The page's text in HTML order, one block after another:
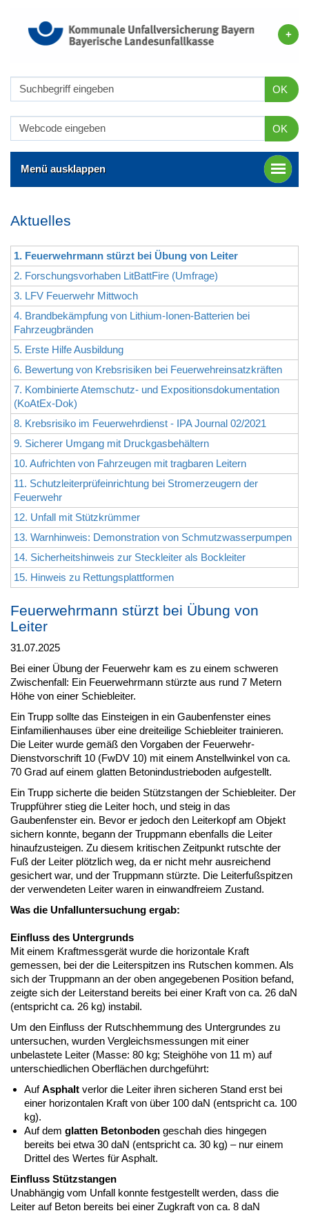
OK
OK
Menü ausklappen
Aktuelles
1. Feuerwehrmann stürzt bei Übung von Leiter
2. Forschungsvorhaben LitBattFire (Umfrage)
3. LFV Feuerwehr Mittwoch
4. Brandbekämpfung von Lithium-Ionen-Batterien bei
Fahrzeugbränden
5. Erste Hilfe Ausbildung
6. Bewertung von Krebsrisiken bei Feuerwehreinsatzkräften
7. Kombinierte Atemschutz- und Expositionsdokumentation
(KoAtEx-Dok)
8. Krebsrisiko im Feuerwehrdienst - IPA Journal 02/2021
9. Sicherer Umgang mit Druckgasbehältern
10. Aufrichten von Fahrzeugen mit tragbaren Leitern
11. Schutzleiterprüfeinrichtung bei Stromerzeugern der
Feuerwehr
12. Unfall mit Stützkrümmer
13. Warnhinweis: Demonstration von Schmutzwasserpumpen
14. Sicherheitshinweis zur Steckleiter als Bockleiter
15. Hinweis zu Rettungsplattformen
Feuerwehrmann stürzt bei Übung von
Leiter
31.07.2025
Bei einer Übung der Feuerwehr kam es zu einem schweren
Zwischenfall: Ein Feuerwehrmann stürzte aus rund 7 Metern
Höhe von einer Schiebleiter.
Ein Trupp sollte das Einsteigen in ein Gaubenfenster eines
Einfamilienhauses über eine dreiteilige Schiebleiter trainieren.
Die Leiter wurde gemäß den Vorgaben der Feuerwehr-
Dienstvorschrift 10 (FwDV 10) mit einem Anstellwinkel von ca.
70 Grad auf einem glatten Betonindustrieboden aufgestellt.
Ein Trupp sicherte die beiden Stützstangen der Schiebleiter. Der
Truppführer stieg die Leiter hoch, und steig in das
Gaubenfenster ein. Bevor er jedoch den Leiterkopf am Objekt
sichern konnte, begann der Truppmann ebenfalls die Leiter
hinaufzusteigen. Zu diesem kritischen Zeitpunkt rutschte der
Fuß der Leiter plötzlich weg, da er nicht mehr ausreichend
gesichert war, und der Truppmann stürzte. Die Leiterfußspitzen
der verwendeten Leiter waren in einwandfreiem Zustand.
Was die Unfalluntersuchung ergab:
Einfluss des Untergrunds
Mit einem Kraftmessgerät wurde die horizontale Kraft
gemessen, bei der die Leiterspitzen ins Rutschen kommen. Als
sich der Truppmann an der oben angegebenen Position befand,
zeigte sich der Leiterstand bereits bei einer Kraft von ca. 26 daN
(entspricht ca. 26 kg) instabil.
Um den Einfluss der Rutschhemmung des Untergrundes zu
untersuchen, wurden Vergleichsmessungen mit einer
unbelastete Leiter (Masse: 80 kg; Steighöhe von 11 m) auf
unterschiedlichen Oberflächen durchgeführt:
AufAsphalt verlor die Leiter ihren sicheren Stand erst bei
einer horizontalen Kraft von über 100 daN (entspricht ca. 100
kg).
Auf dem glatten Betonboden geschah dies hingegen
bereits bei etwa 30 daN (entspricht ca. 30 kg) – nur einem
Drittel des Wertes für Asphalt.
Einfluss Stützstangen
Unabhängig vom Unfall konnte festgestellt werden, dass die
Leiter auf Beton bereits bei einer Zugkraft von ca. 8 daN